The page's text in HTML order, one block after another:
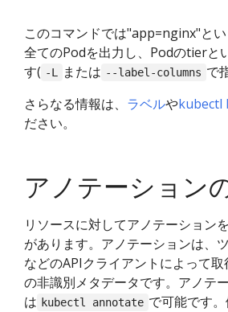
このコマンドでは"app=nginx"と
全てのPodを出力し、Podのtierと
す( -L または --label-columns で
さらなる情報は、 ラベルやkubectl
ださい。
アノテーション
リソースに対してアノテーション
があります。アノテーションは、
などのAPIクライアントによって
の非識別メタデータです。アノテ
は kubectl annotate で可能です。